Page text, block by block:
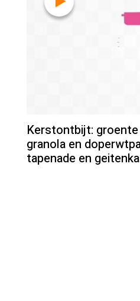
Kerstontbijt:
granola en
tapenade en